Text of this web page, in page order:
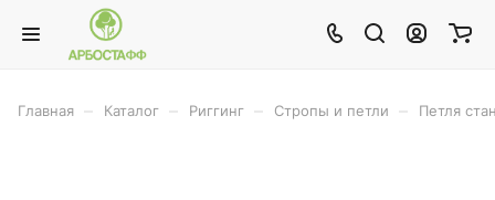
Главная Каталог Риггинг Стропы и петли Петля